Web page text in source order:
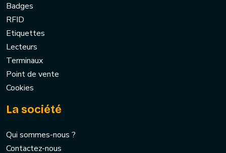
Badges
RFID
Etiquettes
Lecteurs
Terminaux
Point de vente
Cookies
La société
Qui sommes-nous ?
Contactez-nous